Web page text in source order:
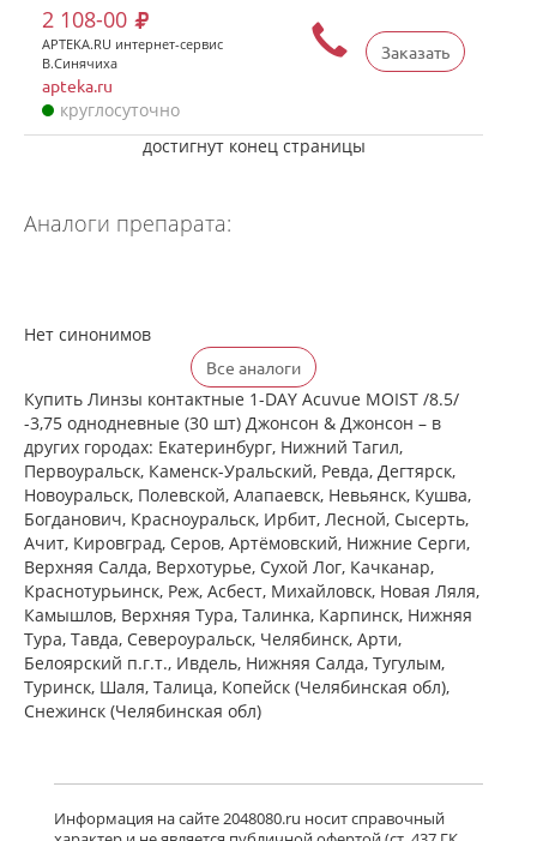
Заказать
2 108-00
APTEKA.RU интернет-сервис
В.Синячиха
apteka.ru
круглосуточно
достигнут конец страницы
Аналоги препарата:
Нет синонимов
Все аналоги
Купить Линзы контактные 1-DAY Acuvue MOIST /8.5/
-3,75 однодневные (30 шт) Джонсон & Джонсон – в
других городах: Екатеринбург, Нижний Тагил,
Первоуральск, Каменск-Уральский, Ревда, Дегтярск,
Новоуральск, Полевской, Алапаевск, Невьянск, Кушва,
Богданович, Красноуральск, Ирбит, Лесной, Сысерть,
Ачит, Кировград, Серов, Артёмовский, Нижние Cерги,
Верхняя Салда, Верхотурье, Сухой Лог, Качканар,
Краснотурьинск, Реж, Асбест, Михайловск, Новая Ляля,
Камышлов, Верхняя Тура, Талинка, Карпинск, Нижняя
Тура, Тавда, Североуральск, Челябинск, Арти,
Белоярский п.г.т., Ивдель, Нижняя Салда, Тугулым,
Туринск, Шаля, Талица, Копейск (Челябинская обл),
Снежинск (Челябинская обл)
Информация на сайте 2048080.ru носит справочный